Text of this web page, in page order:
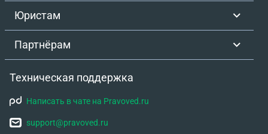
Юристам
Партнёрам
Техническая поддержка
Написать в чате на Pravoved.ru
support@pravoved.ru